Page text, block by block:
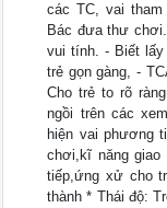
các TC, vai tham
Bác đưa thư
vui tính. - Biết
trẻ gọn gàng, -
Cho trẻ to rõ
ngồi trên các
hiện vai phương
chơi,kĩ năng giao
tiếp,ứng xử cho
thành * Thái độ: